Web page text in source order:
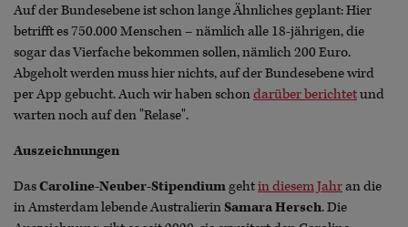
Auf der Bundesebene ist schon lange Ähnliches geplant: Hier
betrifft es 750.000 Menschen – nämlich alle 18-jährigen, die
sogar das Vierfache bekommen sollen, nämlich 200 Euro.
Abgeholt werden muss hier nichts, auf der Bundesebene wird
per App gebucht. Auch wir haben schondarüber berichtetund
warten noch auf den "Relase".
Auszeichnungen
DasCaroline-Neuber-Stipendiumgehtin diesem Jahran die
in Amsterdam lebende AustralierinSamara Hersch. Die